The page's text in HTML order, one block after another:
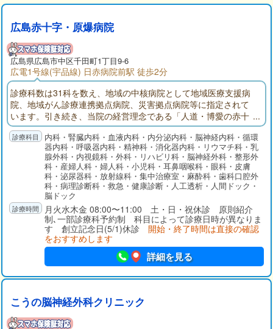
広島赤十字・原爆病院
広島県広島市中区千田町1丁目9-6
広電1号線(宇品線) 日赤病院前駅 徒歩2分
診療科数は31科を数え、地域の中核病院として地域医療支援病
院、地域がん診療連携拠点病院、災害拠点病院等に指定されて
います。引き続き、当院の経営理念である「人道・博愛の赤十
字精神のもと、人々に愛され信頼される病院」を目指し、皆さ
まのご期待に応えることが出来るよう、研鑽に努めてゆく所存
内科・腎臓内科・血液内科・内分泌内科・脳神経内科・循環
器内科・呼吸器内科・精神科・消化器内科・リウマチ科・乳
腺外科・内視鏡科・外科・リハビリ科・脳神経外科・整形外
科・産婦人科・婦人科・小児科・耳鼻咽喉科・眼科・皮膚
科・泌尿器科・放射線科・集中治療室・麻酔科・歯科口腔外
科・病理診断科・救急・健康診断・人工透析・人間ドック・
脳ドック
月火水木金 08:00〜11:00 土・日・祝休診 原則紹介
制､一部診療科予約制 科目によって診療日時が異なりま
す 創立記念日(5/1)休診 開始・終了時間は直接の確認
をおすすめします
詳細を見る
こうの脳神経外科クリニック